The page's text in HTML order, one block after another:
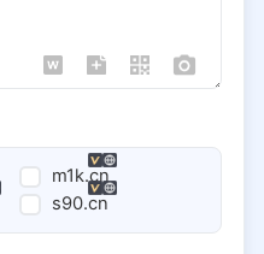
m1k.cn
s90.cn